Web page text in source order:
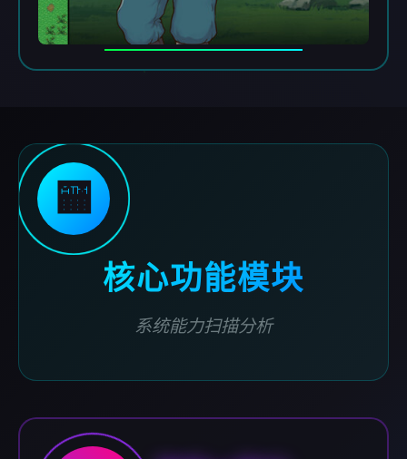
🏧
核心功能模块
系统能力扫描分析